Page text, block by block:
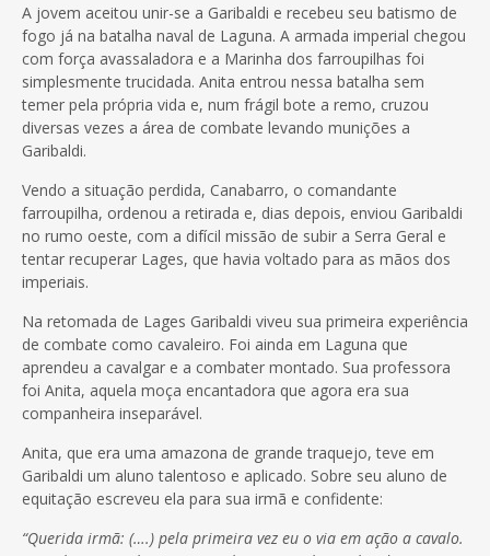
A jovem aceitou unir-se a Garibaldi e recebeu seu batismo de
fogo já na batalha naval de Laguna. A armada imperial chegou
com força avassaladora e a Marinha dos farroupilhas foi
simplesmente trucidada. Anita entrou nessa batalha sem
temer pela própria vida e, num frágil bote a remo, cruzou
diversas vezes a área de combate levando munições a
Garibaldi.
Vendo a situação perdida, Canabarro, o comandante
farroupilha, ordenou a retirada e, dias depois, enviou Garibaldi
no rumo oeste, com a difícil missão de subir a Serra Geral e
tentar recuperar Lages, que havia voltado para as mãos dos
imperiais.
Na retomada de Lages Garibaldi viveu sua primeira experiência
de combate como cavaleiro. Foi ainda em Laguna que
aprendeu a cavalgar e a combater montado. Sua professora
foi Anita, aquela moça encantadora que agora era sua
companheira inseparável.
Anita, que era uma amazona de grande traquejo, teve em
Garibaldi um aluno talentoso e aplicado. Sobre seu aluno de
equitação escreveu ela para sua irmã e confidente:
“Querida irmã: (….) pela primeira vez eu o via em ação a cavalo.